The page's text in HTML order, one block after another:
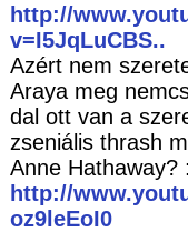
http://
v=I5JqLuCBS..
Azért nem
Araya meg
dal ott van a
zseniális thrash
Anne Hathaway?
http://
oz9leEoI0